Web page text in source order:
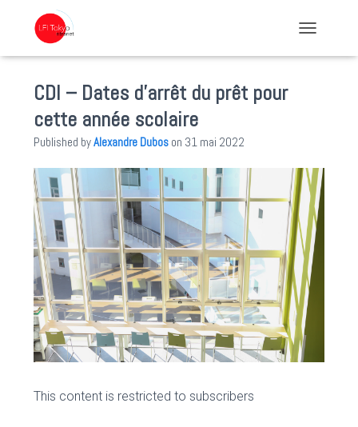
CDI – Dates d’arrêt du prêt pour
cette année scolaire
Published byAlexandre Dubos on 31 mai 2022
This content is restricted to subscribers